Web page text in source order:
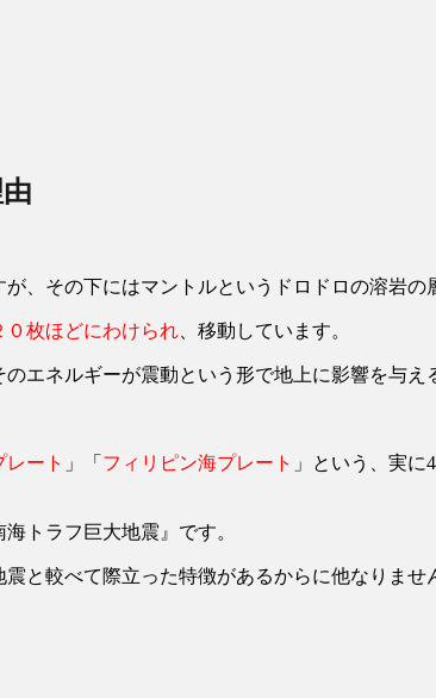
、その下にはマントルというドロドロの溶岩
０枚ほどにわけられ 、移動しています。
エネルギーが震動という形で地上に影響を与え
ート 」「 フィリピン海プレート 」という、実
トラフ巨大地震』です。
と較べて際立った特徴があるからに他なりませ